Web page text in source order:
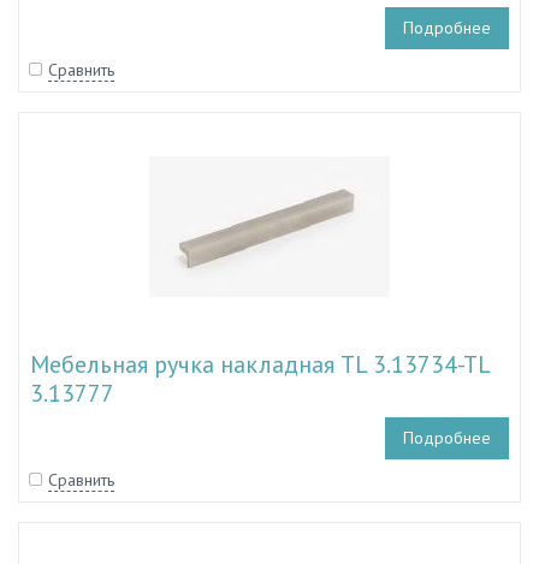
Подробнее
Сравнить
Мебельная ручка накладная TL 3.13734-TL
3.13777
Подробнее
Сравнить